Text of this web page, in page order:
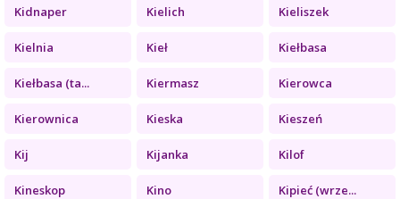
Kidnaper Kielich Kieliszek
Kielnia Kieł Kiełbasa
Kiełbasa (ta... Kiermasz Kierowca
Kierownica Kieska Kieszeń
Kij Kijanka Kilof
Kineskop Kino Kipieć (wrze...